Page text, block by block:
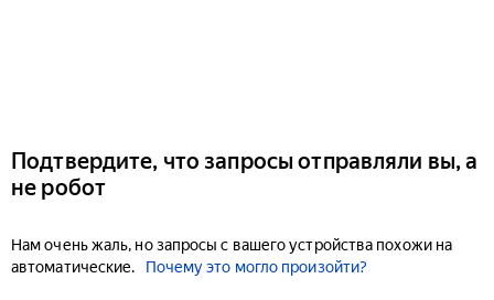
Подтвердите, что запросы отправляли вы, а
не робот
Нам очень жаль, но запросы с вашего устройства похожи на
автоматические.
Почему это могло произойти?